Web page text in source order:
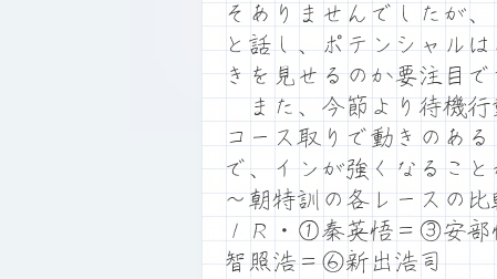
そありませんでしたが
と話し、ポテンシャル
きを見せるのか要注目で
また、今節より待機行
コース取りで動きのあ
で、インが強くなるこ
～朝特訓の各レースの比
１Ｒ・①秦英悟＝③安
智照浩＝⑥新出浩司